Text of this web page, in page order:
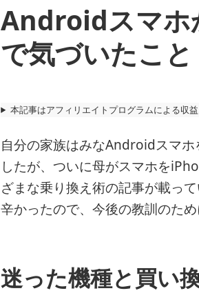
Androidスマホ
で気づいたこと
本記事はアフィリエイトプログラムによる収益
自分の家族はみなAndroidスマ
したが、ついに母がスマホを
ざまな乗り換え術の記事が載っ
辛かったので、今後の教訓のた
迷った機種と買い